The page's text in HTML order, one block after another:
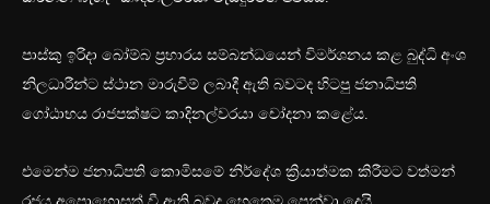
පාස්කු ඉරිදා බෝම්බ ප්‍රහාරය සම්බන්ධයෙන් විමර්ශනය කළ බුද්ධි අංශ
නිලධාරීන්ට ස්ථාන මාරුවීම් ලබාදී ඇති බවටද හිටපු ජනාධිපති
ගෝඨාභය රාජපක්ෂට කාදිනල්වරයා චෝදනා කළේය.
එමෙන්ම ජනාධිපති කොමිසමේ නිර්දේශ ක්‍රියාත්මක කිරීමට වත්මන්